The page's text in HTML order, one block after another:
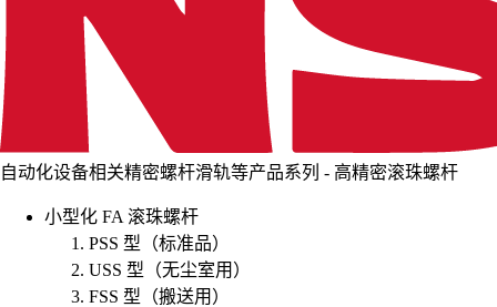
自动化设备相关精密螺杆滑轨等产品系列 - 高精密滚珠螺杆
小型化 FA 滚珠螺杆
PSS 型（标准品）
USS 型（无尘室用）
FSS 型（搬送用）